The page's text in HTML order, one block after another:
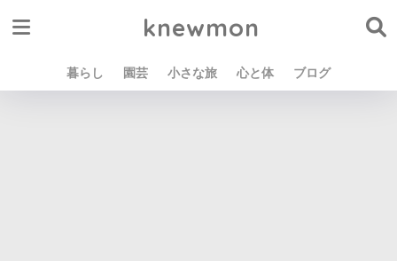
knewmon
暮らし 園芸 小さな旅 心と体 ブログ